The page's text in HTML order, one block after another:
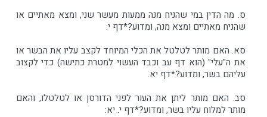
ס. מה הדין במי שהניח מנה ממעות מעשר שני, ומצא מאתיים או
שהניח מאתיים ומצא מנה, ומדוע?*דף י:
סא. האם מותר לטלטל את הכלי המיוחד לקצב עליו את הבשר או
את ה"עלי" (הוא דף עב וכבד העשוי למטרת כתישה) כדי לקצוב
עליהם בשר, ומדוע?*דף יא.
סב. האם מותר ליתן את העור לפני הדורסן או לטלטלו, והאם
מותר למלוח עליו בשר, ומדוע?*דף י. יא: